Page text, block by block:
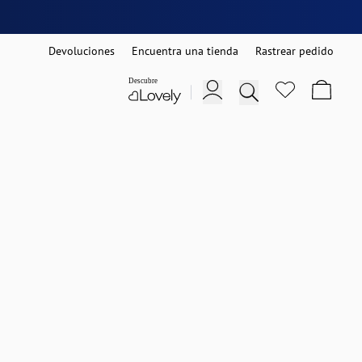
Devoluciones Encuentra una tienda Rastrear pedido